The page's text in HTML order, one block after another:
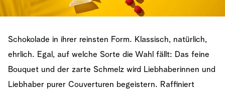
Schokolade in ihrer reinsten Form. Klassisch, natürlich,
ehrlich. Egal, auf welche Sorte die Wahl fällt: Das feine
Bouquet und der zarte Schmelz wird Liebhaberinnen und
Liebhaber purer Couverturen begeistern. Raffiniert